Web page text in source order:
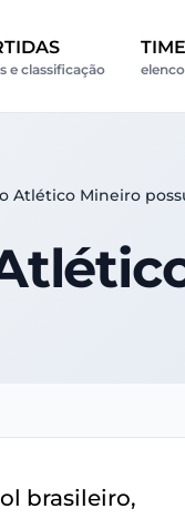
e classificação
Atlético Mineiro
brasileiro,